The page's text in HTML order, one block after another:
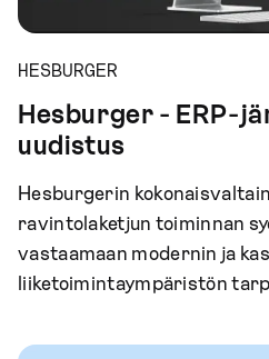
HESBURGER
Hesburger - ERP-
uudistus
Hesburgerin
ravintolaketjun toiminnan
vastaamaan modernin ja
liiketoimintaympäristön